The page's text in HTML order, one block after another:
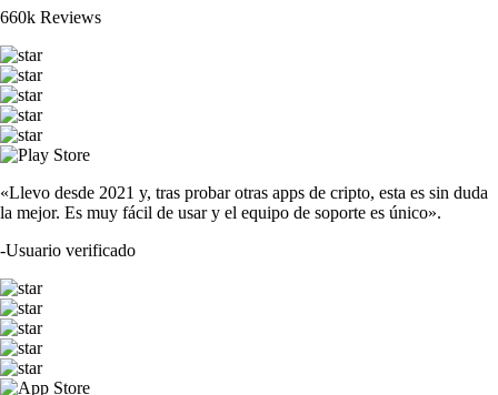
660k Reviews
«Llevo desde 2021 y, tras probar otras apps de cripto, esta es sin duda
la mejor. Es muy fácil de usar y el equipo de soporte es único».
-Usuario verificado